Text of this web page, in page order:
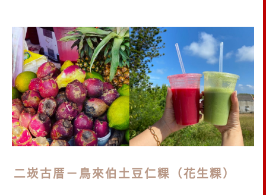
二崁古厝－鳥來伯土豆仁粿（花生粿）